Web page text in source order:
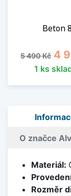
Beton
Běžná cena
5 490 Kč 4
1 ks
O značce
Materiál:
Rozměr